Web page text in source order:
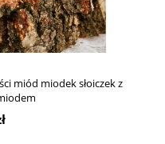
miód miodek słoiczek z